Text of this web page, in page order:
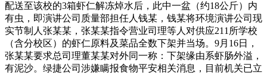
配送至该校的3箱虾仁解冻焯水后，此中一盆（约18公斤）内
有虫，即演讲公司质量部担任人钱某，钱某将环境演讲公司现
实节制人张某某，张某某指令营业司理等人对供应211所学校
（含分校区）的虾仁原料及菜品全数下架并当场。9月16日，
张某某要求总司理董某某对外同一称：下架缘由系虾肠外溢，
有泥沙。绿捷公司涉嫌瞒报食物平安相关消息，目前机关已立